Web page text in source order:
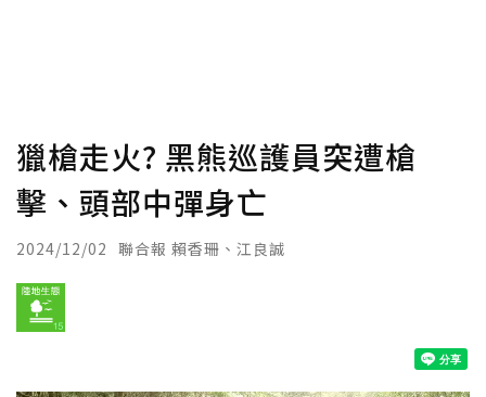
獵槍走火? 黑熊巡護員突遭槍
擊、頭部中彈身亡
2024/12/02 聯合報 賴香珊、江良誠